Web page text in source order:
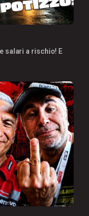
salari a rischio! E